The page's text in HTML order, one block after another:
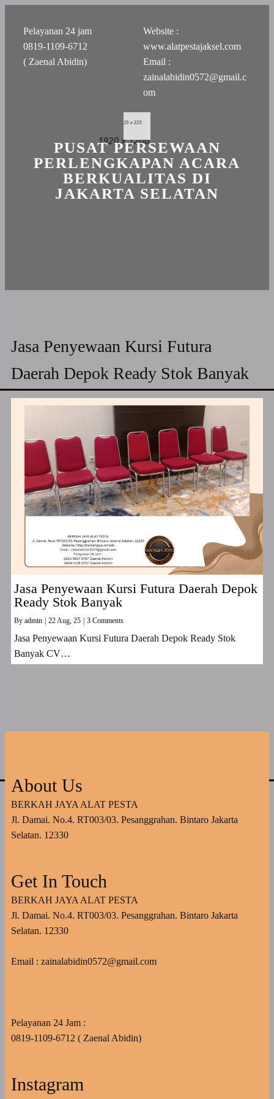
Pelayanan 24 jam
0819-1109-6712
( Zaenal Abidin)
Website :
www.alatpestajaksel.com
Email :
zainalabidin0572@gmail.c
om
PUSAT PERSEWAAN
PERLENGKAPAN ACARA
BERKUALITAS DI
JAKARTA SELATAN
Jasa Penyewaan Kursi Futura
Daerah Depok Ready Stok Banyak
Jasa Penyewaan Kursi Futura Daerah Depok
Ready Stok Banyak
By admin 22Aug, 25 3 Comments
Jasa Penyewaan Kursi Futura Daerah Depok Ready Stok
Banyak CV…
About Us
BERKAH JAYA ALAT PESTA
Jl. Damai. No.4. RT003/03. Pesanggrahan. Bintaro Jakarta
Selatan. 12330
Get In Touch
BERKAH JAYA ALAT PESTA
Jl. Damai. No.4. RT003/03. Pesanggrahan. Bintaro Jakarta
Selatan. 12330
Email : zainalabidin0572@gmail.com
Pelayanan 24 Jam :
0819-1109-6712 ( Zaenal Abidin)
Instagram